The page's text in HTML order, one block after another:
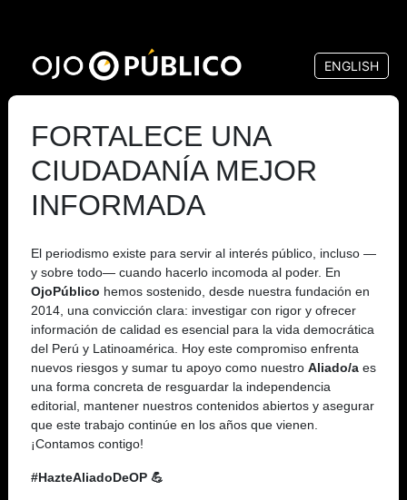
contenido
principal
ENGLISH
FORTALECE UNA
CIUDADANÍA MEJOR
INFORMADA
El periodismo existe para servir al interés público, incluso —
y sobre todo— cuando hacerlo incomoda al poder. En
OjoPúblico hemos sostenido, desde nuestra fundación en
2014, una convicción clara: investigar con rigor y ofrecer
información de calidad es esencial para la vida democrática
del Perú y Latinoamérica. Hoy este compromiso enfrenta
nuevos riesgos y sumar tu apoyo como nuestro Aliado/a es
una forma concreta de resguardar la independencia
editorial, mantener nuestros contenidos abiertos y asegurar
que este trabajo continúe en los años que vienen.
¡Contamos contigo!
#HazteAliadoDeOP 💪